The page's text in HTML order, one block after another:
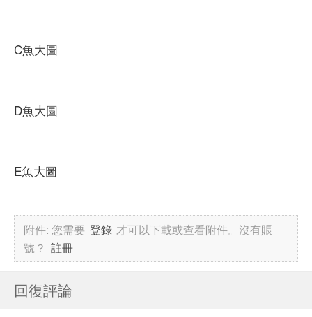
C魚大圖
D魚大圖
E魚大圖
附件:您需要 登錄 才可以下載或查看附件。沒有賬
號？ 註冊
回復評論